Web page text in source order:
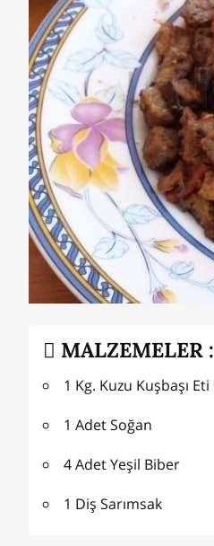
MALZEMELER :
1 Kg. Kuzu Kuşbaşı Eti
1 Adet Soğan
4 Adet Yeşil Biber
1 Diş Sarımsak